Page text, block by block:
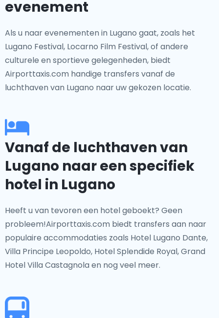
evenement
Als u naar evenementen in Lugano gaat, zoals het
Lugano Festival, Locarno Film Festival, of andere
culturele en sportieve gelegenheden, biedt
Airporttaxis.com handige transfers vanaf de
luchthaven van Lugano naar uw gekozen locatie.
Vanaf de luchthaven van
Lugano naar een specifiek
hotel in Lugano
Heeft u van tevoren een hotel geboekt? Geen
probleem!Airporttaxis.com biedt transfers aan naar
populaire accommodaties zoals Hotel Lugano Dante,
Villa Principe Leopoldo, Hotel Splendide Royal, Grand
Hotel Villa Castagnola en nog veel meer.